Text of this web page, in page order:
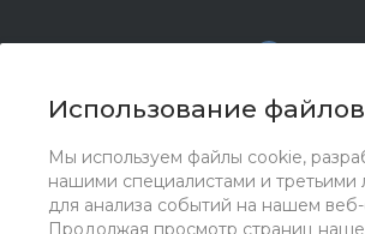
Использование
Мы используем файлы cookie,
нашими специалистами и третьими
для анализа событий на нашем веб-
Продолжая просмотр страниц
© 2017 - 2026 ООО "Комплектстрой
защищены